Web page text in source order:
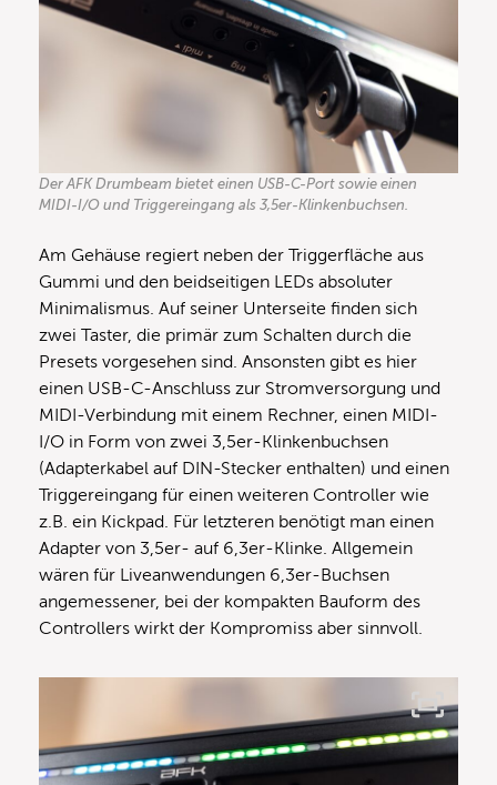
Der AFK Drumbeam bietet einen USB-C-Port sowie einen
MIDI-I/O und Triggereingang als 3,5er-Klinkenbuchsen.
Am Gehäuse regiert neben der Triggerfläche aus
Gummi und den beidseitigen LEDs absoluter
Minimalismus. Auf seiner Unterseite finden sich
zwei Taster, die primär zum Schalten durch die
Presets vorgesehen sind. Ansonsten gibt es hier
einen USB-C-Anschluss zur Stromversorgung und
MIDI-Verbindung mit einem Rechner, einen MIDI-
I/O in Form von zwei 3,5er-Klinkenbuchsen
(Adapterkabel auf DIN-Stecker enthalten) und einen
Triggereingang für einen weiteren Controller wie
z.B. ein Kickpad. Für letzteren benötigt man einen
Adapter von 3,5er- auf 6,3er-Klinke. Allgemein
wären für Liveanwendungen 6,3er-Buchsen
angemessener, bei der kompakten Bauform des
Controllers wirkt der Kompromiss aber sinnvoll.